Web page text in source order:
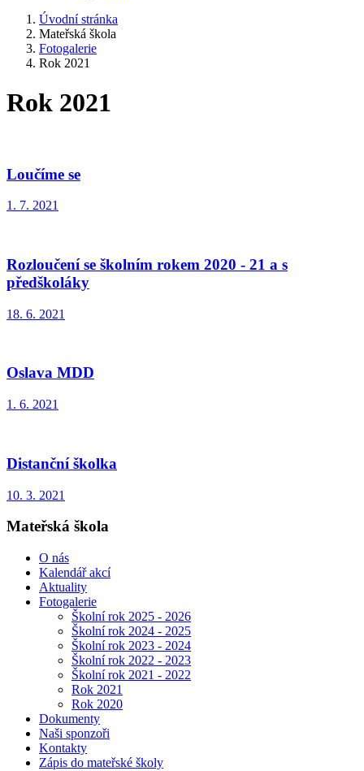
Úvodní stránka
Mateřská škola
Fotogalerie
Rok 2021
Rok 2021
Loučíme se
1. 7. 2021
Rozloučení se školním rokem 2020 - 21 a s
předškoláky
18. 6. 2021
Oslava MDD
1. 6. 2021
Distanční školka
10. 3. 2021
Mateřská škola
O nás
Kalendář akcí
Aktuality
Fotogalerie
Školní rok 2025 - 2026
Školní rok 2024 - 2025
Školní rok 2023 - 2024
Školní rok 2022 - 2023
Školní rok 2021 - 2022
Rok 2021
Rok 2020
Dokumenty
Naši sponzoři
Kontakty
Zápis do mateřské školy